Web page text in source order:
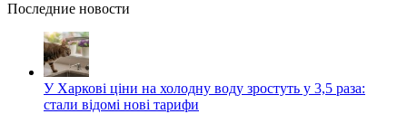
Последние новости
У Харкові ціни на холодну воду зростуть у 3,5 раза:
стали відомі нові тарифи